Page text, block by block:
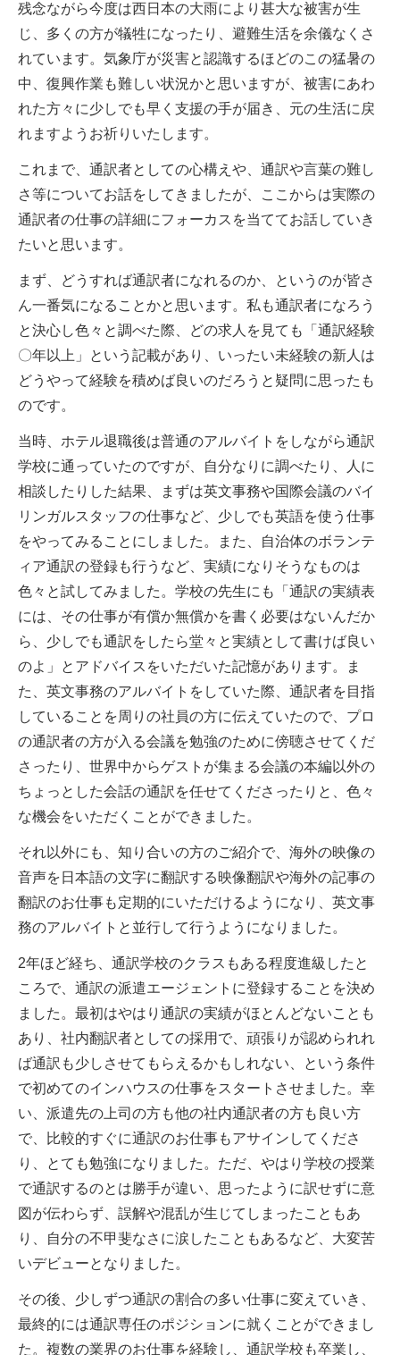
残念ながら今度は西日本の大雨により甚大な被害が生
じ、多くの方が犠牲になったり、避難生活を余儀なくさ
れています。気象庁が災害と認識するほどのこの猛暑の
中、復興作業も難しい状況かと思いますが、被害にあわ
れた方々に少しでも早く支援の手が届き、元の生活に戻
れますようお祈りいたします。
これまで、通訳者としての心構えや、通訳や言葉の難し
さ等についてお話をしてきましたが、ここからは実際の
通訳者の仕事の詳細にフォーカスを当ててお話していき
たいと思います。
まず、どうすれば通訳者になれるのか、というのが皆さ
ん一番気になることかと思います。私も通訳者になろう
と決心し色々と調べた際、どの求人を見ても「通訳経験
〇年以上」という記載があり、いったい未経験の新人は
どうやって経験を積めば良いのだろうと疑問に思ったも
のです。
当時、ホテル退職後は普通のアルバイトをしながら通訳
学校に通っていたのですが、自分なりに調べたり、人に
相談したりした結果、まずは英文事務や国際会議のバイ
リンガルスタッフの仕事など、少しでも英語を使う仕事
をやってみることにしました。また、自治体のボランテ
ィア通訳の登録も行うなど、実績になりそうなものは
色々と試してみました。学校の先生にも「通訳の実績表
には、その仕事が有償か無償かを書く必要はないんだか
ら、少しでも通訳をしたら堂々と実績として書けば良い
のよ」とアドバイスをいただいた記憶があります。ま
た、英文事務のアルバイトをしていた際、通訳者を目指
していることを周りの社員の方に伝えていたので、プロ
の通訳者の方が入る会議を勉強のために傍聴させてくだ
さったり、世界中からゲストが集まる会議の本編以外の
ちょっとした会話の通訳を任せてくださったりと、色々
な機会をいただくことができました。
それ以外にも、知り合いの方のご紹介で、海外の映像の
音声を日本語の文字に翻訳する映像翻訳や海外の記事の
翻訳のお仕事も定期的にいただけるようになり、英文事
務のアルバイトと並行して行うようになりました。
2年ほど経ち、通訳学校のクラスもある程度進級したと
ころで、通訳の派遣エージェントに登録することを決め
ました。最初はやはり通訳の実績がほとんどないことも
あり、社内翻訳者としての採用で、頑張りが認められれ
ば通訳も少しさせてもらえるかもしれない、という条件
で初めてのインハウスの仕事をスタートさせました。幸
い、派遣先の上司の方も他の社内通訳者の方も良い方
で、比較的すぐに通訳のお仕事もアサインしてくださ
り、とても勉強になりました。ただ、やはり学校の授業
で通訳するのとは勝手が違い、思ったように訳せずに意
図が伝わらず、誤解や混乱が生じてしまったこともあ
り、自分の不甲斐なさに涙したこともあるなど、大変苦
いデビューとなりました。
その後、少しずつ通訳の割合の多い仕事に変えていき、
最終的には通訳専任のポジションに就くことができまし
た。複数の業界のお仕事を経験し、通訳学校も卒業し、